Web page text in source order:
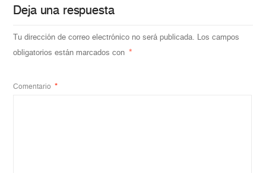
Deja una respuesta
Tu dirección de correo electrónico no será publicada. Los campos
obligatorios están marcados con
*
Comentario *